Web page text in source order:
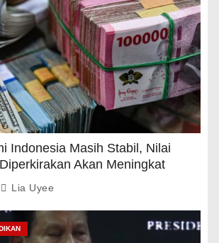
Indonesia Masih Stabil, Nilai
Akan Meningkat
Lia Uyee